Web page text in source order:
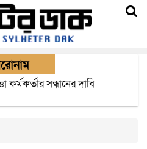
নির্মাণ প্রকল্পের কাজ